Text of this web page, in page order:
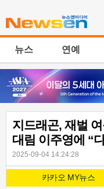
뉴스 연예
지드래곤, 재벌
대림 이주영에 “
2025-09-04 14:24:28
카카오 MY뉴스